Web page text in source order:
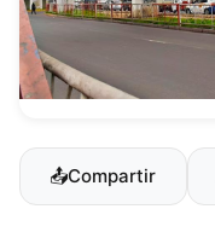
📤Compartir